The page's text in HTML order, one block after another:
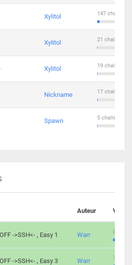
Xylitol 147
Xylitol 21
Xylitol 19
Nickname 17
Spawn 5 challengers
Auteur
->SSH<- , Easy 1 Warr 801
->SSH<- , Easy 3 Warr 746